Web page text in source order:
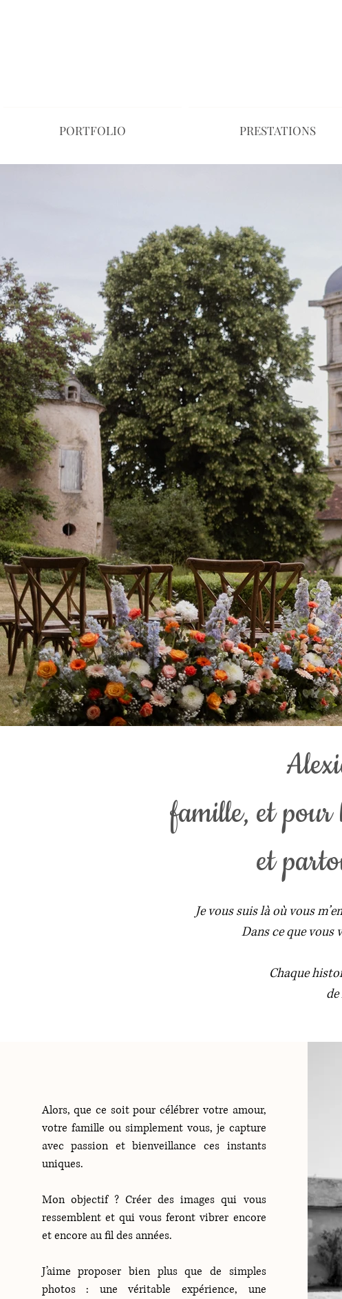
Photographe Poitiers Photographe mariage
intime poitiers photographe grossesse poitiers
PORTFOLIO PRESTATIONS
Photographe
famille, et pour
et
Je vous suis là où vous
Dans ce que vous
Chaque
Alors, que ce soit pour célébrer votre amour,
votre famille ou simplement vous, je capture
avec passion et bienveillance ces instants
uniques.
Mon objectif ? Créer des images qui vous
ressemblent et qui vous feront vibrer encore
et encore au fil des années.​​
​J’aime proposer bien plus que de simples
photos : une véritable expérience, une